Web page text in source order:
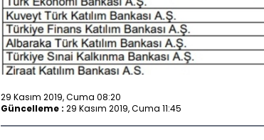
29 Kasım 2019, Cuma 08:20
Güncelleme : 29 Kasım 2019, Cuma 11:45